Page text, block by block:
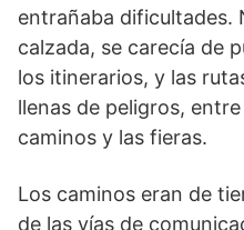
entrañaba dificultades.
calzada, se carecía de
los itinerarios, y las
llenas de peligros,
caminos y las fieras.
Los caminos eran de
de las vías de